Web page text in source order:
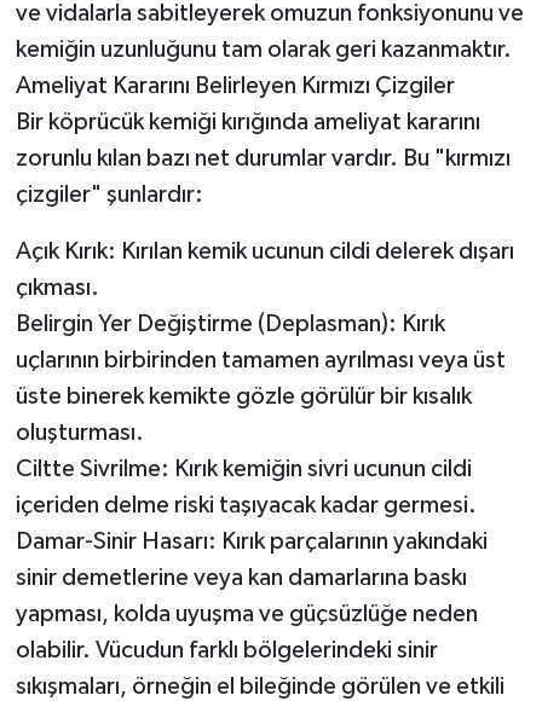
ve vidalarla sabitleyerek omuzun fonksiyonunu ve
kemiğin uzunluğunu tam olarak geri kazanmaktır.
Ameliyat Kararını Belirleyen Kırmızı Çizgiler
Bir köprücük kemiği kırığında ameliyat kararını
zorunlu kılan bazı net durumlar vardır. Bu "kırmızı
çizgiler" şunlardır:
Açık Kırık: Kırılan kemik ucunun cildi delerek dışarı
çıkması.
Belirgin Yer Değiştirme (Deplasman): Kırık
uçlarının birbirinden tamamen ayrılması veya üst
üste binerek kemikte gözle görülür bir kısalık
oluşturması.
Ciltte Sivrilme: Kırık kemiğin sivri ucunun cildi
içeriden delme riski taşıyacak kadar germesi.
Damar-Sinir Hasarı: Kırık parçalarının yakındaki
sinir demetlerine veya kan damarlarına baskı
yapması, kolda uyuşma ve güçsüzlüğe neden
olabilir. Vücudun farklı bölgelerindeki sinir
sıkışmaları, örneğin el bileğinde görülen ve etkili